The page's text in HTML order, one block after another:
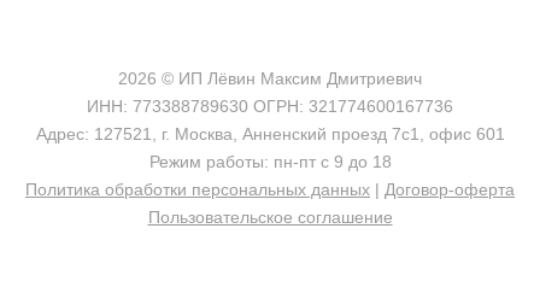
2026 © ИП Лёвин Максим Дмитриевич
ИНН: 773388789630 ОГРН: 321774600167736
Адрес: 127521, г. Москва, Анненский проезд 7с1, офис 601
Режим работы: пн-пт с 9 до 18
Политика обработки персональных данных | Договор-оферта
Пользовательское соглашение